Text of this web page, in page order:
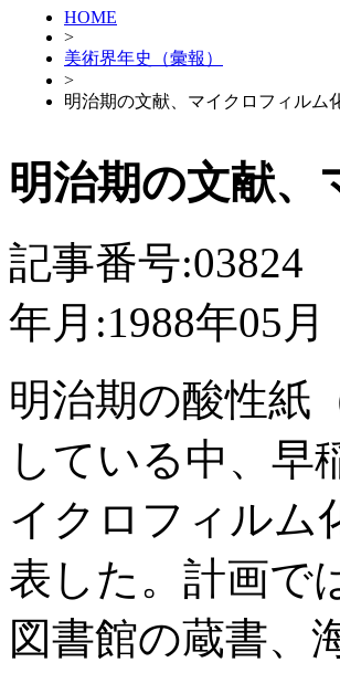
HOME
>
美術界年史（彙報）
>
明治期の文献、マイクロフィルム
明治期の文献
記事番号:03824
年月:1988年05月
明治期の酸性紙
している中、早
イクロフィルム
表した。計画で
図書館の蔵書、